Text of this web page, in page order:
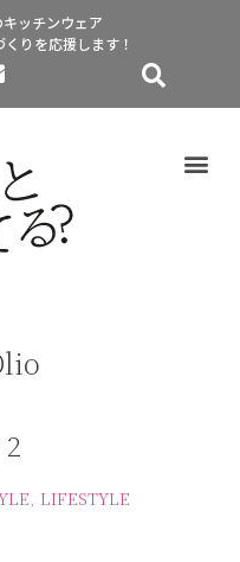
ッチンウェア
くりを応援します！
, LIFESTYLE